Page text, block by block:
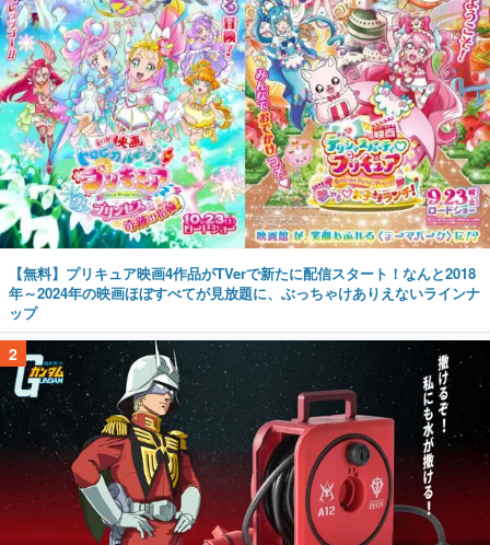
【無料】プリキュア映画4作品がTVerで新たに配信スタート！なんと2018
年～2024年の映画ほぼすべてが見放題に、ぶっちゃけありえないラインナ
ップ
2